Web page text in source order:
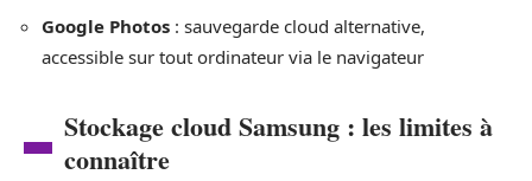
Google Photos : sauvegarde cloud alternative,
accessible sur tout ordinateur via le navigateur
Stockage cloud Samsung : les limites à
connaître